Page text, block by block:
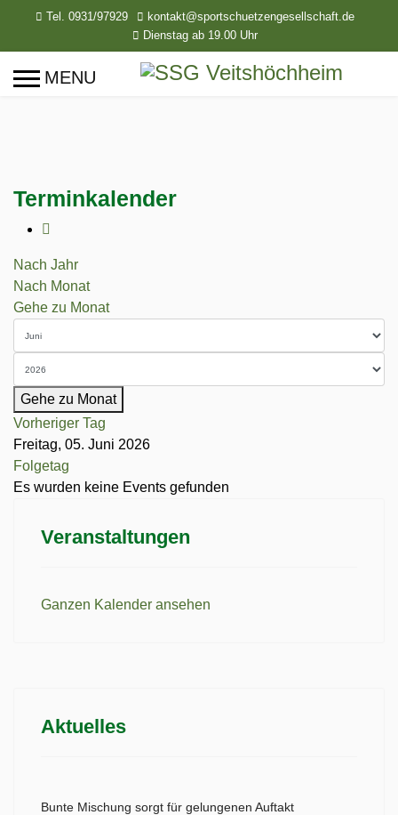
Tel. 0931/97929
kontakt@sportschuetzengesellschaft.de
Dienstag ab 19.00 Uhr
Terminkalender
Nach Jahr
Nach Monat
Gehe zu Monat
Gehe zu Monat
Vorheriger Tag
Freitag, 05. Juni 2026
Folgetag
Es wurden keine Events gefunden
Veranstaltungen
Ganzen Kalender ansehen
Aktuelles
Bunte Mischung sorgt für gelungenen Auftakt